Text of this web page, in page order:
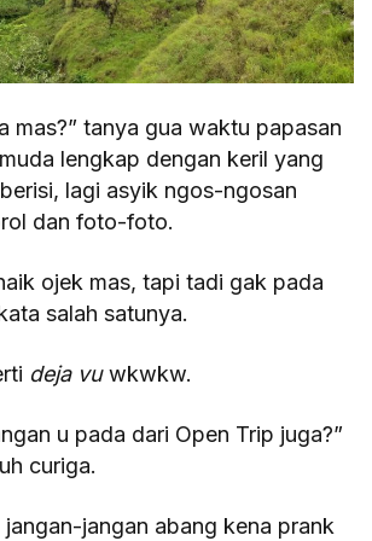
mas?” tanya gua waktu papasan
lengkap dengan keril yang
lagi asyik ngos-ngosan
dan foto-foto.
ojek mas, tapi tadi gak pada
salah satunya.
deja vuwkwkw.
u pada dari Open Trip juga?”
curiga.
jangan-jangan abang kena prank